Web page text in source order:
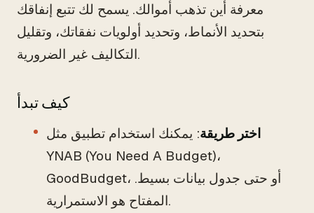
معرفة أين تذهب أموالك. يسمح لك تتبع إنفاقك
بتحديد الأنماط، وتحديد أولويات نفقاتك، وتقليل
التكاليف غير الضرورية.
كيف تبدأ
اختر طريقة: يمكنك استخدام تطبيق مثل
YNAB (You Need A Budget)،
GoodBudget، أو حتى جدول بيانات بسيط.
المفتاح هو الاستمرارية.